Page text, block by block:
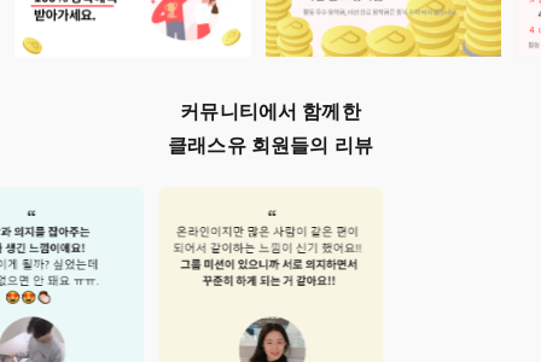
커뮤니티에서 함께한
클래스유 회원들의 리뷰